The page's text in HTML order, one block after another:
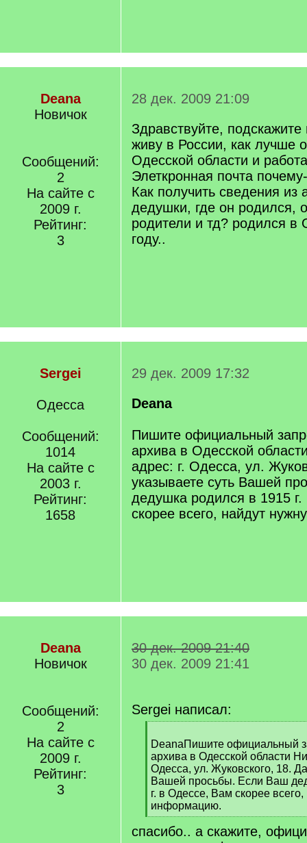
Deana
Новичок
Сообщений:
2
На сайте с
2009 г.
Рейтинг:
3
28 дек. 2009 21:09
Здравствуйте,
живу в России, как лучше
Одесской области и
Элеткронная почта
Как получить сведения из
дедушки, где он родился,
родители и тд? родился в
году..
Sergei
Одесса
Сообщений:
1014
На сайте с
2003 г.
Рейтинг:
1658
29 дек. 2009 17:32
Deana
Пишите официальный
архива в Одесской
адрес: г. Одесса, ул.
указываете суть Вашей
дедушка родился в 1915
скорее всего, найдут
Deana
Новичок
Сообщений:
2
На сайте с
2009 г.
Рейтинг:
3
30 дек. 2009 21:40
30 дек. 2009 21:41
Sergei написал:
q
]
DeanaПишите официальный
архива в Одесской области
Одесса, ул. Жуковского, 18.
Вашей просьбы. Если Ваш
г. в Одессе, Вам скорее
информацию.
[
/
спасибо.. а скажите,